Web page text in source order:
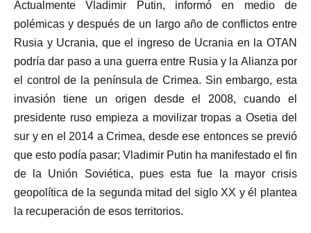
Actualmente Vladimir Putin, informó en medio de
polémicas y después de un largo año de conflictos entre
Rusia y Ucrania, que el ingreso de Ucrania en la OTAN
podría dar paso a una guerra entre Rusia y la Alianza por
el control de la península de Crimea. Sin embargo, esta
invasión tiene un origen desde el 2008, cuando el
presidente ruso empieza a movilizar tropas a Osetia del
sur y en el 2014 a Crimea, desde ese entonces se previó
que esto podía pasar; Vladimir Putin ha manifestado el fin
de la Unión Soviética, pues esta fue la mayor crisis
geopolítica de la segunda mitad del siglo XX y él plantea
la recuperación de esos territorios.